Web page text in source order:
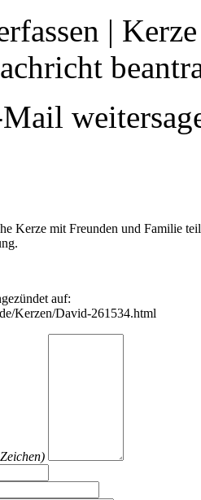
|
Kerze mit Freunden und Familie
auf:
Kerzen/David-261534.html